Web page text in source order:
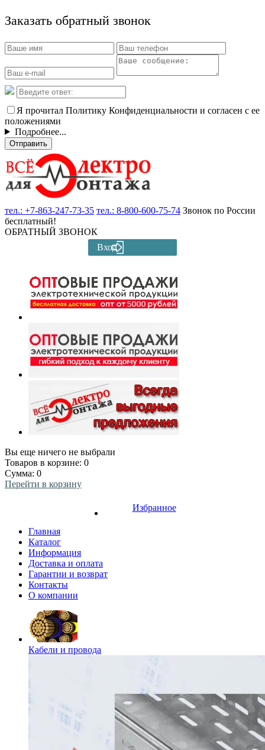
Заказать обратный звонок
Я прочитал Политику Конфиденциальности и согласен с ее
положениями
Подробнее...
Отправить
тел.: +7-863-247-73-35 тел.: 8-800-600-75-74 Звонок по России
бесплатный!
ОБРАТНЫЙ ЗВОНОК
Вход
Вы еще ничего не выбрали
Товаров в корзине: 0
Сумма: 0
Перейти в корзину
Избранное
Главная
Каталог
Информация
Доставка и оплата
Гарантии и возврат
Контакты
О компании
Кабели и провода